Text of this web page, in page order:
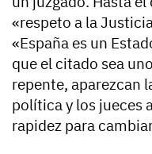
«respeto a la
«España es un
que el citado sea
repente, aparezcan
política y los jueces
rapidez para